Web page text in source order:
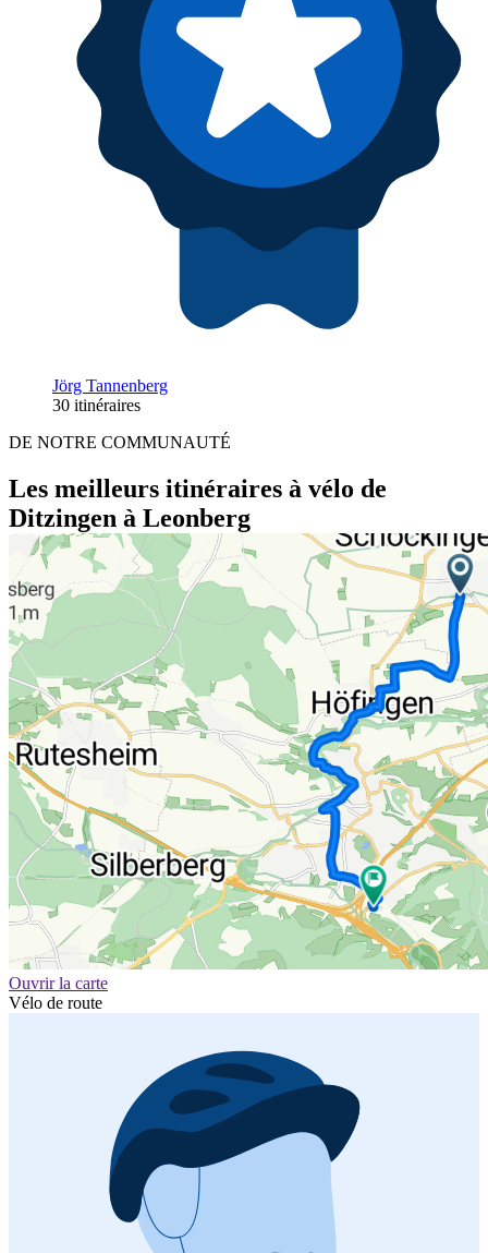
Jörg Tannenberg
30 itinéraires
DE NOTRE COMMUNAUTÉ
Les meilleurs itinéraires à vélo de
Ditzingen à Leonberg
Ouvrir la carte
Vélo de route